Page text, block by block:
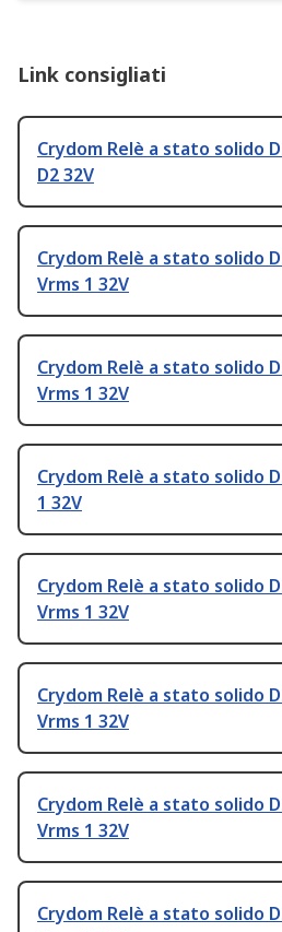
Link consigliati
Crydom Relè a stato solido
D2 32V
Crydom Relè a stato solido
Vrms 1 32V
Crydom Relè a stato solido
Vrms 1 32V
Crydom Relè a stato solido
1 32V
Crydom Relè a stato solido
Vrms 1 32V
Crydom Relè a stato solido
Vrms 1 32V
Crydom Relè a stato solido
Vrms 1 32V
Crydom Relè a stato solido